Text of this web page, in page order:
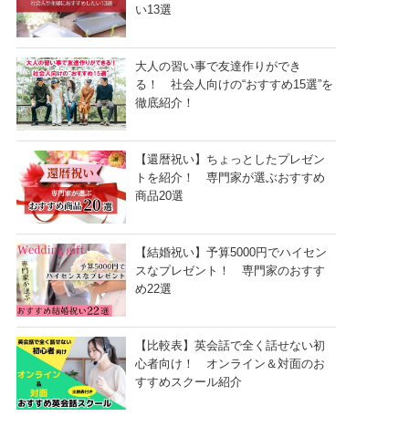
い13選
大人の習い事で友達作りができ
る！ 社会人向けの“おすすめ15選”を
徹底紹介！
【還暦祝い】ちょっとしたプレゼン
トを紹介！ 専門家が選ぶおすすめ
商品20選
【結婚祝い】予算5000円でハイセン
スなプレゼント！ 専門家のおすす
め22選
【比較表】英会話で全く話せない初
心者向け！ オンライン＆対面のお
すすめスクール紹介